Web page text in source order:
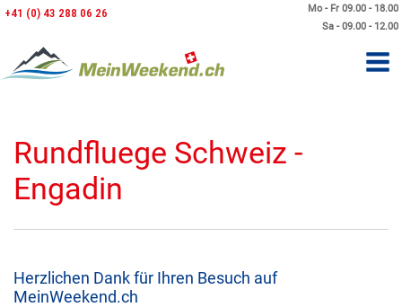
Mo - Fr 09.00 - 18.00
Sa - 09.00 - 12.00
+41 (0) 43 288 06 26
Rundfluege Schweiz -
Engadin
Herzlichen Dank für Ihren Besuch auf
MeinWeekend.ch